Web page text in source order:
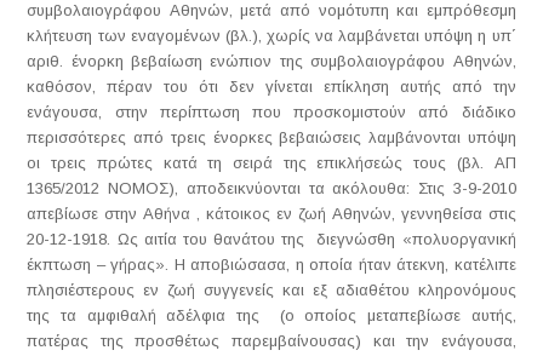
συμβολαιογράφου Αθηνών, μετά από νομότυπη και εμπρόθεσμη
κλήτευση των εναγομένων (βλ.), χωρίς να λαμβάνεται υπόψη η υπ΄
αριθ. ένορκη βεβαίωση ενώπιον της συμβολαιογράφου Αθηνών,
καθόσον, πέραν του ότι δεν γίνεται επίκληση αυτής από την
ενάγουσα, στην περίπτωση που προσκομιστούν από διάδικο
περισσότερες από τρεις ένορκες βεβαιώσεις λαμβάνονται υπόψη
οι τρεις πρώτες κατά τη σειρά της επικλήσεώς τους (βλ. ΑΠ
1365/2012 ΝΟΜΟΣ), αποδεικνύονται τα ακόλουθα: Στις 3-9-2010
απεβίωσε στην Αθήνα , κάτοικος εν ζωή Αθηνών, γεννηθείσα στις
20-12-1918. Ως αιτία του θανάτου της διεγνώσθη «πολυοργανική
έκπτωση – γήρας». Η αποβιώσασα, η οποία ήταν άτεκνη, κατέλιπε
πλησιέστερους εν ζωή συγγενείς και εξ αδιαθέτου κληρονόμους
της τα αμφιθαλή αδέλφια της (ο οποίος μεταπεβίωσε αυτής,
πατέρας της προσθέτως παρεμβαίνουσας) και την ενάγουσα,